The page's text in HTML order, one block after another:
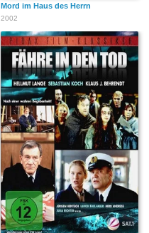
Mord im Haus des Herrn
2002